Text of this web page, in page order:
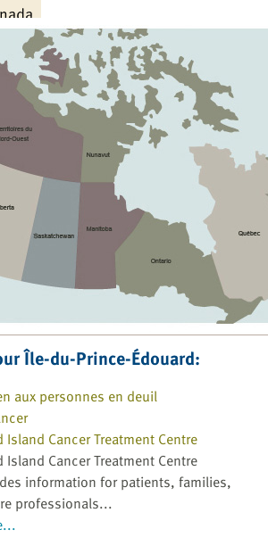
Île-du-Prince-Édouard:
aux personnes en deuil
Island Cancer Treatment Centre
Island Cancer Treatment Centre
information for patients, families,
professionals...